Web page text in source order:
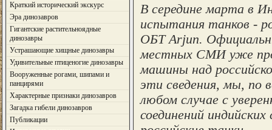
Краткий исторический экскурс
Эра динозавров
Гигантские растительноядные
динозавры
Устрашающие хищные динозавры
Удивительные птиценогие динозавры
Вооруженные рогами, шипами и
панцирями
Характерные признаки динозавров
Загадка гибели динозавров
Публикации
В середине марта в
испытания танков -
ОБТ Arjun.
местных СМИ уже
машины над
эти сведения, мы, по
любом случае с
соединений